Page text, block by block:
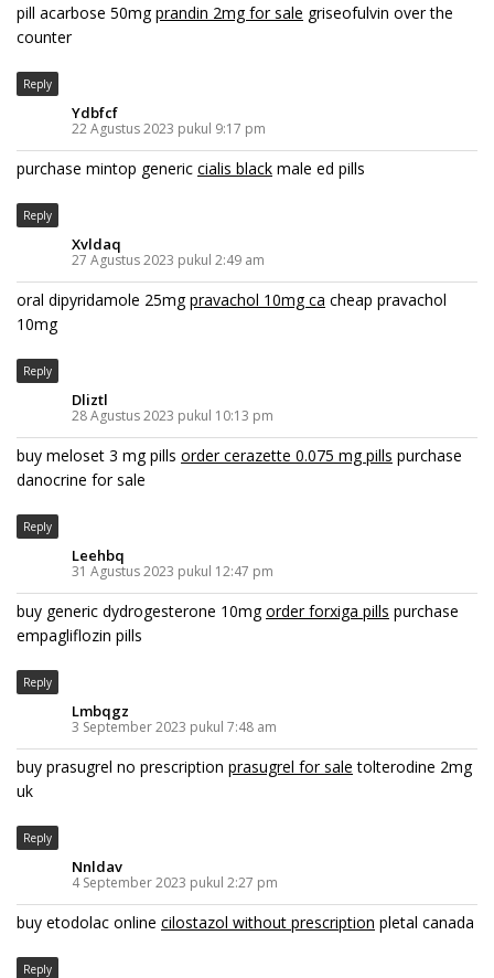
pill acarbose 50mgprandin 2mg for sale griseofulvin over the
counter
Reply
Ydbfcf
22 Agustus 2023 pukul 9:17 pm
purchase mintop generic cialis black male ed pills
Reply
Xvldaq
27 Agustus 2023 pukul 2:49 am
oral dipyridamole 25mgpravachol 10mg ca cheap pravachol
10mg
Reply
Dliztl
28 Agustus 2023 pukul 10:13 pm
buy meloset 3 mg pills order cerazette 0.075 mg pills purchase
danocrine for sale
Reply
Leehbq
31 Agustus 2023 pukul 12:47 pm
buy generic dydrogesterone 10mgorder forxiga pills purchase
empagliflozin pills
Reply
Lmbqgz
3 September 2023 pukul 7:48 am
buy prasugrel no prescription prasugrel for sale tolterodine 2mg
uk
Reply
Nnldav
4 September 2023 pukul 2:27 pm
buy etodolac online cilostazol without prescription pletal canada
Reply